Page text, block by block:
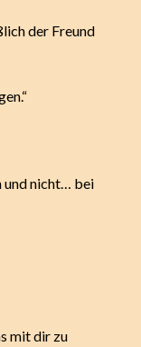
der Freund
und nicht… bei
mit dir zu